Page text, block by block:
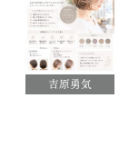
吉原勇気